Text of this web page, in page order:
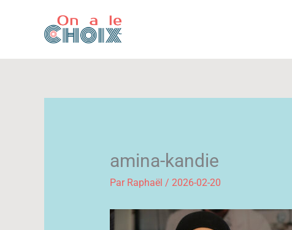
amina-kandie
Par Raphaël / 2026-02-20